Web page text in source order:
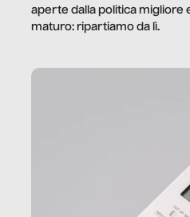
aperte dalla politica migliore
maturo: ripartiamo da lì.